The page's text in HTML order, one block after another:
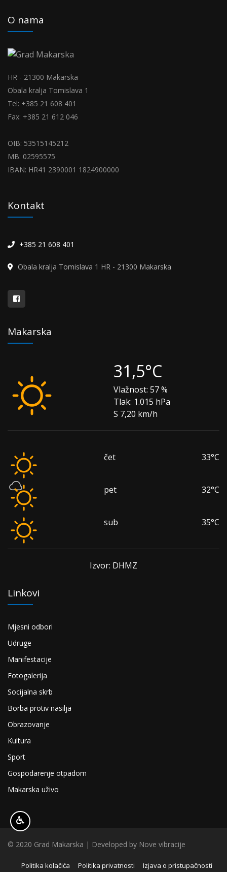
O nama
HR - 21300 Makarska
Obala kralja Tomislava 1
Tel: +385 21 608 401
Fax: +385 21 612 046
OIB: 53515145212
MB: 02595575
IBAN: HR41 2390001 1824900000
Kontakt
+385 21 608 401
Obala kralja Tomislava 1 HR - 21300 Makarska
Makarska
31,5°C
Vlažnost: 57 %
Tlak: 1.015 hPa
S 7,20 km/h
čet 33°C
pet 32°C
sub 35°C
Izvor: DHMZ
Linkovi
Mjesni odbori
Udruge
Manifestacije
Fotogalerija
Socijalna skrb
Borba protiv nasilja
Obrazovanje
Kultura
Sport
Gospodarenje otpadom
Makarska uživo
© 2020 Grad Makarska | Developed by Nove vibracije
Politika kolačića Politika privatnosti Izjava o pristupačnosti